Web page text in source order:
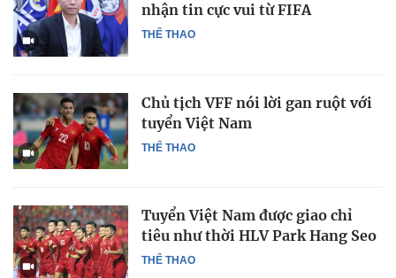
THỂ THAO
nhận tin cực vui từ FIFA
THỂ THAO
Chủ tịch VFF nói lời gan ruột với
tuyển Việt Nam
THỂ THAO
Tuyển Việt Nam được giao chỉ
tiêu như thời HLV Park Hang Seo